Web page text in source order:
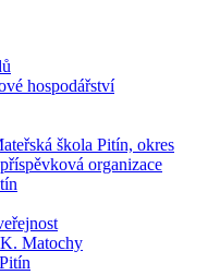
hospodářství
škola Pitín, okres
organizace
Matochy